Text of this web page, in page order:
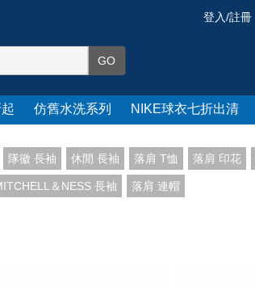
登入/註冊
仿舊水洗系列 NIKE球衣七折出清
隊徽 長袖 休閒 長袖 落肩 T恤 落肩 印花
＆NESS 長袖 落肩 連帽